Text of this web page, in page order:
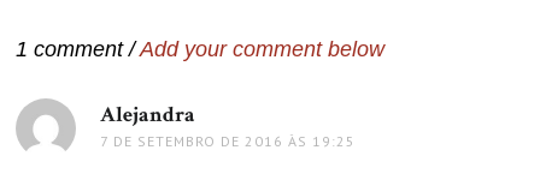
1 comment /Add your comment below
Alejandra
7 DE SETEMBRO DE 2016 ÀS 19:25